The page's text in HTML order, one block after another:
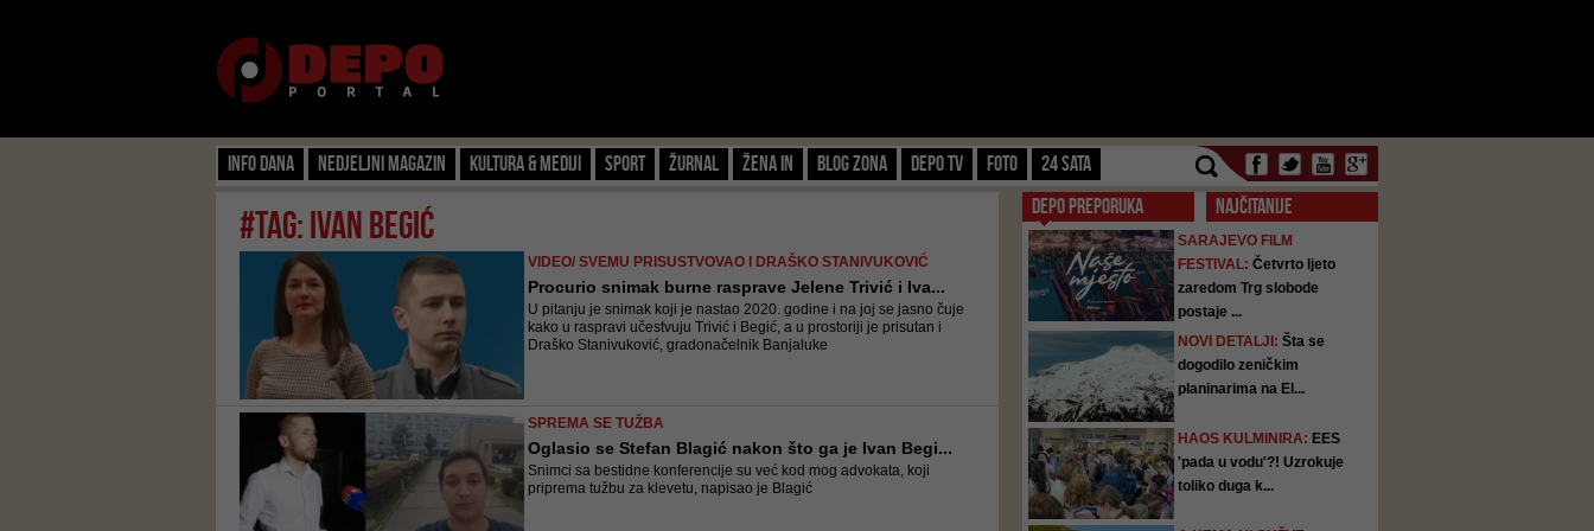
Info dana Nedjeljni magazin Kultura & Mediji Sport Žurnal Žena IN Blog zona Depo TV FOTO 24 SATA
#tag: ivan begić
VIDEO/ SVEMU PRISUSTVOVAO I DRAŠKO STANIVUKOVIĆ
Procurio snimak burne rasprave Jelene Trivić i Iva...
U pitanju je snimak koji je nastao 2020. godine i na joj se jasno čuje
kako u raspravi učestvuju Trivić i Begić, a u prostoriji je prisutan i
Draško Stanivuković, gradonačelnik Banjaluke
SPREMA SE TUŽBA
Oglasio se Stefan Blagić nakon što ga je Ivan Begi...
Snimci sa bestidne konferencije su već kod mog advokata, koji
priprema tužbu za klevetu, napisao je Blagić
DEPO PREPORUKA NAJČITANIJE
SARAJEVO FILM
FESTIVAL: Četvrto ljeto
zaredom Trg slobode
postaje ...
NOVI DETALJI: Šta se
dogodilo zeničkim
planinarima na El...
HAOS KULMINIRA: EES
'pada u vodu'?! Uzrokuje
toliko duga k...